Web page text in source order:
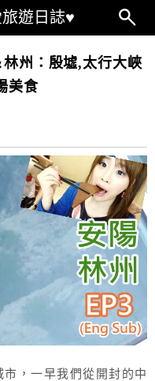
遊日誌♥
州：殷墟,太行大峽
美食
，一早我們從開封的中